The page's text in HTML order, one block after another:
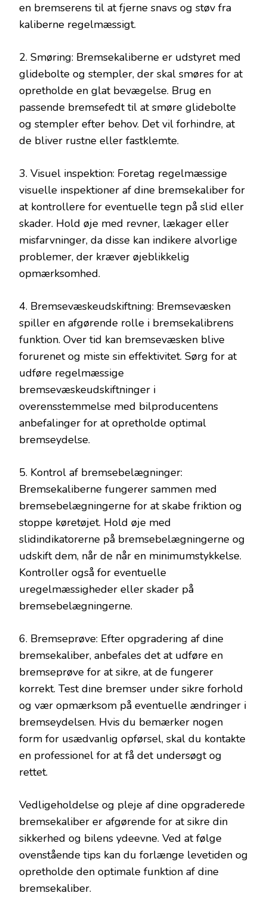
en bremserens til at fjerne snavs og støv fra
kaliberne regelmæssigt.
2. Smøring: Bremsekaliberne er udstyret med
glidebolte og stempler, der skal smøres for at
opretholde en glat bevægelse. Brug en
passende bremsefedt til at smøre glidebolte
og stempler efter behov. Det vil forhindre, at
de bliver rustne eller fastklemte.
3. Visuel inspektion: Foretag regelmæssige
visuelle inspektioner af dine bremsekaliber for
at kontrollere for eventuelle tegn på slid eller
skader. Hold øje med revner, lækager eller
misfarvninger, da disse kan indikere alvorlige
problemer, der kræver øjeblikkelig
opmærksomhed.
4. Bremsevæskeudskiftning: Bremsevæsken
spiller en afgørende rolle i bremsekalibrens
funktion. Over tid kan bremsevæsken blive
forurenet og miste sin effektivitet. Sørg for at
udføre regelmæssige
bremsevæskeudskiftninger i
overensstemmelse med bilproducentens
anbefalinger for at opretholde optimal
bremseydelse.
5. Kontrol af bremsebelægninger:
Bremsekaliberne fungerer sammen med
bremsebelægningerne for at skabe friktion og
stoppe køretøjet. Hold øje med
slidindikatorerne på bremsebelægningerne og
udskift dem, når de når en minimumstykkelse.
Kontroller også for eventuelle
uregelmæssigheder eller skader på
bremsebelægningerne.
6. Bremseprøve: Efter opgradering af dine
bremsekaliber, anbefales det at udføre en
bremseprøve for at sikre, at de fungerer
korrekt. Test dine bremser under sikre forhold
og vær opmærksom på eventuelle ændringer i
bremseydelsen. Hvis du bemærker nogen
form for usædvanlig opførsel, skal du kontakte
en professionel for at få det undersøgt og
rettet.
Vedligeholdelse og pleje af dine opgraderede
bremsekaliber er afgørende for at sikre din
sikkerhed og bilens ydeevne. Ved at følge
ovenstående tips kan du forlænge levetiden og
opretholde den optimale funktion af dine
bremsekaliber.